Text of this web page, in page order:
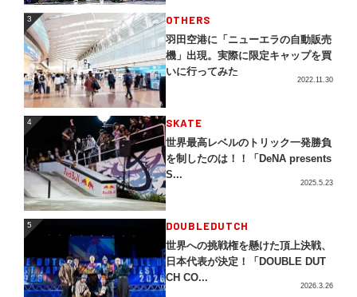
3 OTHERS
羽田空港に「ニューエラの自動販売
機」出現。実際に限定キャップを買
いに行ってみた
2022.11.30
4 SKATE
世界最高レベルのトリック一発勝負
を制したのは！！「DeNA presents
S...
2025.5.23
5 DOUBLEDUTCH
世界への挑戦権を懸けた頂上決戦、
日本代表が決定！「DOUBLE DUT
CH CO...
2026.3.26